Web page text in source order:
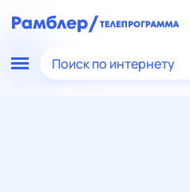
Поиск по интернету